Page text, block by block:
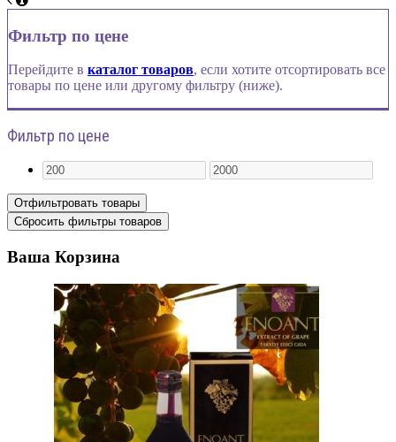
Фильтр по цене
Перейдите в каталог товаров, если хотите отсортировать все
товары по цене или другому фильтру (ниже).
Фильтр по цене
Ваша Корзина